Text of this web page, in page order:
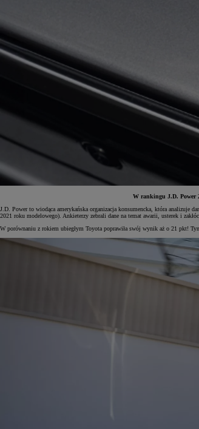
Yaris Cross
HYBRID
W rankingu J.D. Power
J.D. Power to wiodąca amerykańska organizacja konsumencka, która analizuje
2021 roku modelowego). Ankieterzy zebrali dane na temat awarii, usterek i
W porównaniu z rokiem ubiegłym Toyota poprawiła swój wynik aż o 21 pkt!